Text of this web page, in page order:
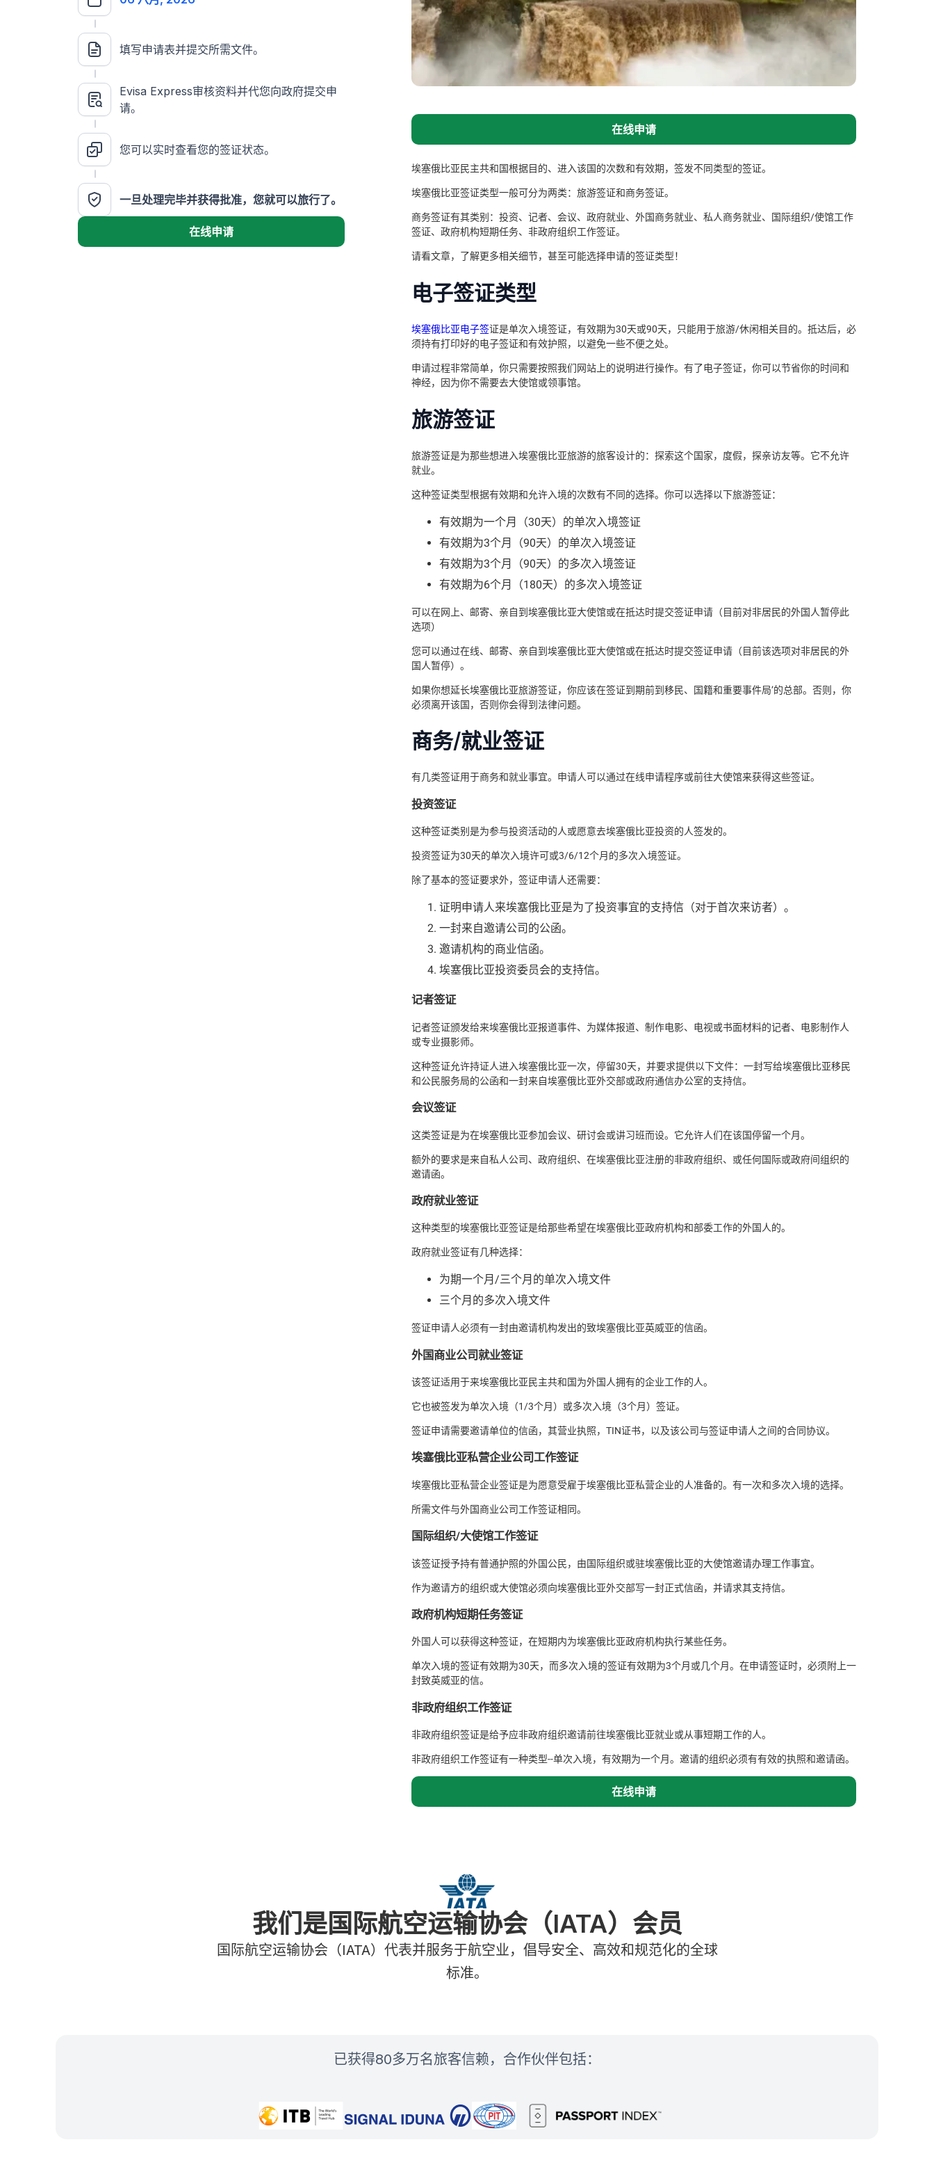
填写申请表并提交所需文件。
Evisa Express审核资料并代您向政府提交申
请。
您可以实时查看您的签证状态。
一旦处理完毕并获得批准，您就可以旅行了。
在线申请
在线申请
埃塞俄比亚民主共和国根据目的、进入该国的次数和有效期，签发不同类型的签证。
埃塞俄比亚签证类型一般可分为两类：旅游签证和商务签证。
商务签证有其类别：投资、记者、会议、政府就业、外国商务就业、私人商务就业、国际组织/使馆工作
签证、政府机构短期任务、非政府组织工作签证。
请看文章，了解更多相关细节，甚至可能选择申请的签证类型！
电子签证类型
埃塞俄比亚电子签证是单次入境签证，有效期为30天或90天，只能用于旅游/休闲相关目的。抵达后，必
须持有打印好的电子签证和有效护照，以避免一些不便之处。
申请过程非常简单，你只需要按照我们网站上的说明进行操作。有了电子签证，你可以节省你的时间和
神经，因为你不需要去大使馆或领事馆。
旅游签证
旅游签证是为那些想进入埃塞俄比亚旅游的旅客设计的：探索这个国家，度假，探亲访友等。它不允许
就业。
这种签证类型根据有效期和允许入境的次数有不同的选择。你可以选择以下旅游签证：
有效期为一个月（30天）的单次入境签证
有效期为3个月（90天）的单次入境签证
有效期为3个月（90天）的多次入境签证
有效期为6个月（180天）的多次入境签证
可以在网上、邮寄、亲自到埃塞俄比亚大使馆或在抵达时提交签证申请（目前对非居民的外国人暂停此
选项）
您可以通过在线、邮寄、亲自到埃塞俄比亚大使馆或在抵达时提交签证申请（目前该选项对非居民的外
国人暂停）。
如果你想延长埃塞俄比亚旅游签证，你应该在签证到期前到移民、国籍和重要事件局’的总部。否则，你
必须离开该国，否则你会得到法律问题。
商务/就业签证
有几类签证用于商务和就业事宜。申请人可以通过在线申请程序或前往大使馆来获得这些签证。
投资签证
这种签证类别是为参与投资活动的人或愿意去埃塞俄比亚投资的人签发的。
投资签证为30天的单次入境许可或3/6/12个月的多次入境签证。
除了基本的签证要求外，签证申请人还需要：
证明申请人来埃塞俄比亚是为了投资事宜的支持信（对于首次来访者）。
一封来自邀请公司的公函。
邀请机构的商业信函。
埃塞俄比亚投资委员会的支持信。
记者签证
记者签证颁发给来埃塞俄比亚报道事件、为媒体报道、制作电影、电视或书面材料的记者、电影制作人
或专业摄影师。
这种签证允许持证人进入埃塞俄比亚一次，停留30天，并要求提供以下文件：一封写给埃塞俄比亚移民
和公民服务局的公函和一封来自埃塞俄比亚外交部或政府通信办公室的支持信。
会议签证
这类签证是为在埃塞俄比亚参加会议、研讨会或讲习班而设。它允许人们在该国停留一个月。
额外的要求是来自私人公司、政府组织、在埃塞俄比亚注册的非政府组织、或任何国际或政府间组织的
邀请函。
政府就业签证
这种类型的埃塞俄比亚签证是给那些希望在埃塞俄比亚政府机构和部委工作的外国人的。
政府就业签证有几种选择：
为期一个月/三个月的单次入境文件
三个月的多次入境文件
签证申请人必须有一封由邀请机构发出的致埃塞俄比亚英威亚的信函。
外国商业公司就业签证
该签证适用于来埃塞俄比亚民主共和国为外国人拥有的企业工作的人。
它也被签发为单次入境（1/3个月）或多次入境（3个月）签证。
签证申请需要邀请单位的信函，其营业执照，TIN证书，以及该公司与签证申请人之间的合同协议。
埃塞俄比亚私营企业公司工作签证
埃塞俄比亚私营企业签证是为愿意受雇于埃塞俄比亚私营企业的人准备的。有一次和多次入境的选择。
所需文件与外国商业公司工作签证相同。
国际组织/大使馆工作签证
该签证授予持有普通护照的外国公民，由国际组织或驻埃塞俄比亚的大使馆邀请办理工作事宜。
作为邀请方的组织或大使馆必须向埃塞俄比亚外交部写一封正式信函，并请求其支持信。
政府机构短期任务签证
外国人可以获得这种签证，在短期内为埃塞俄比亚政府机构执行某些任务。
单次入境的签证有效期为30天，而多次入境的签证有效期为3个月或几个月。在申请签证时，必须附上一
封致英威亚的信。
非政府组织工作签证
非政府组织签证是给予应非政府组织邀请前往埃塞俄比亚就业或从事短期工作的人。
非政府组织工作签证有一种类型--单次入境，有效期为一个月。邀请的组织必须有有效的执照和邀请函。
在线申请
我们是国际航空运输协会（IATA）会员
国际航空运输协会（IATA）代表并服务于航空业，倡导安全、高效和规范化的全球
标准。
已获得80多万名旅客信赖，合作伙伴包括：